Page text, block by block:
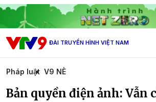
ĐÀI TRUYỀN HÌNH VIỆT NAM
Pháp luật V9 NÈ
Bản quyền điện ảnh: Vẫn